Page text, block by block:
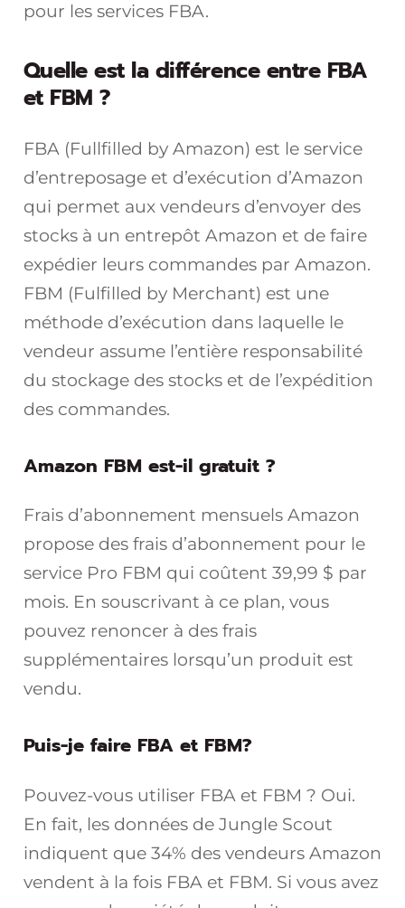
pour les services FBA.
Quelle est la différence entre FBA
et FBM ?
FBA (Fullfilled by Amazon) est le service
d’entreposage et d’exécution d’Amazon
qui permet aux vendeurs d’envoyer des
stocks à un entrepôt Amazon et de faire
expédier leurs commandes par Amazon.
FBM (Fulfilled by Merchant) est une
méthode d’exécution dans laquelle le
vendeur assume l’entière responsabilité
du stockage des stocks et de l’expédition
des commandes.
Amazon FBM est-il gratuit ?
Frais d’abonnement mensuels Amazon
propose des frais d’abonnement pour le
service Pro FBM qui coûtent 39,99 $ par
mois. En souscrivant à ce plan, vous
pouvez renoncer à des frais
supplémentaires lorsqu’un produit est
vendu.
Puis-je faire FBA et FBM?
Pouvez-vous utiliser FBA et FBM ? Oui.
En fait, les données de Jungle Scout
indiquent que 34% des vendeurs Amazon
vendent à la fois FBA et FBM. Si vous avez